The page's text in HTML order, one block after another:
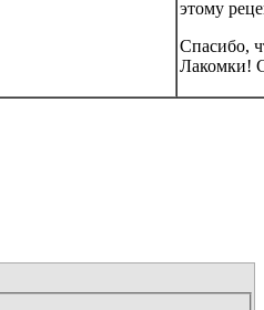
этому
Спасибо,
Лакомки!